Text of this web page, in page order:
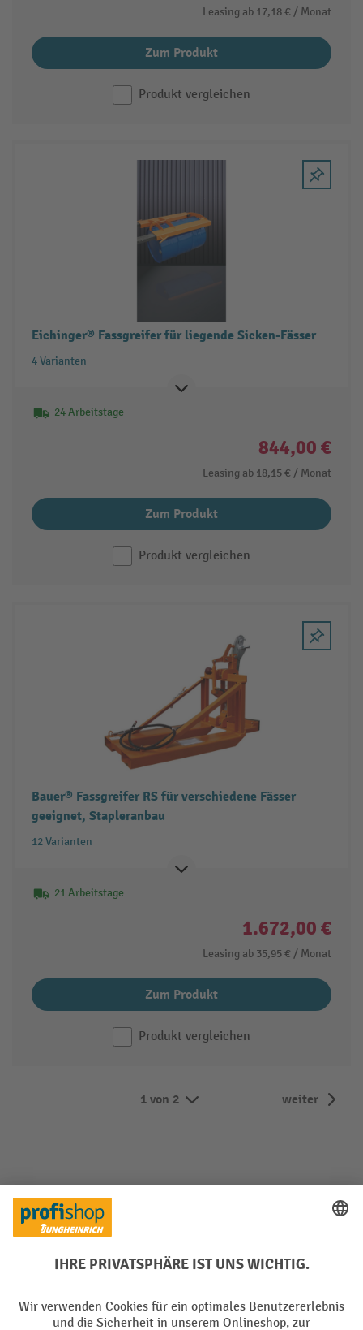
Leasing ab 17,18 € / Monat
Zum Produkt
Produkt vergleichen
Eichinger® Fassgreifer für liegende Sicken-Fässer
4 Varianten
24 Arbeitstage
844,00 €
Leasing ab 18,15 € / Monat
Zum Produkt
Produkt vergleichen
Bauer® Fassgreifer RS für verschiedene Fässer
geeignet, Stapleranbau
12 Varianten
21 Arbeitstage
1.672,00 €
Leasing ab 35,95 € / Monat
Zum Produkt
Produkt vergleichen
1 von 2 weiter
Fassgreifer